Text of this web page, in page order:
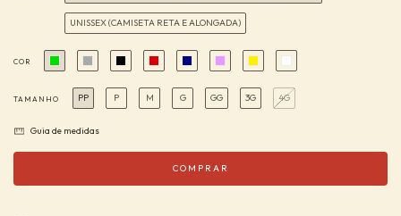
UNISSEX (CAMISETA RETA E ALONGADA)
COR
TAMANHO PP P M G GG 3G 4G
Guia de medidas